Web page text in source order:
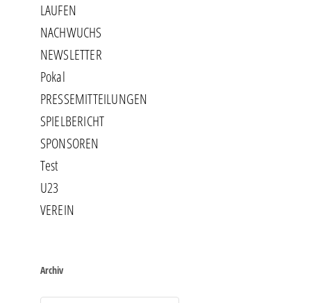
LAUFEN
NACHWUCHS
NEWSLETTER
Pokal
PRESSEMITTEILUNGEN
SPIELBERICHT
SPONSOREN
Test
U23
VEREIN
Archiv